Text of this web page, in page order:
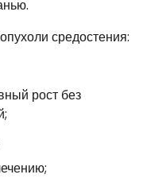
средостения:
рост без